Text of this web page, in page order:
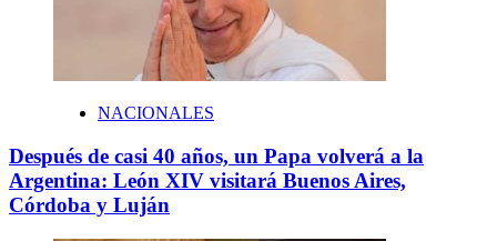
NACIONALES
Después de casi 40 años, un Papa volverá a la
Argentina: León XIV visitará Buenos Aires,
Córdoba y Luján